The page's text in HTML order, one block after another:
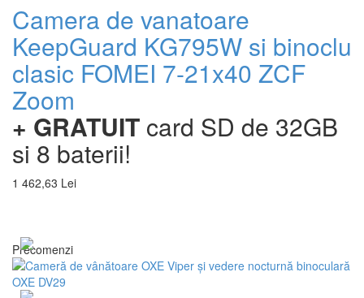
Camera de vanatoare
KeepGuard KG795W si binoclu
clasic FOMEI 7-21x40 ZCF
Zoom
+ GRATUIT card SD de 32GB
si 8 baterii!
1 462,63 Lei
Precomenzi